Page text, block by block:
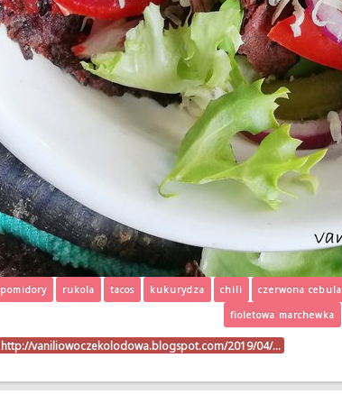
pomidory rukola tacos kukurydza chili czerwona cebula
fioletowa marchewka
http://vaniliowoczekolodowa.blogspot.com/2019/04/…